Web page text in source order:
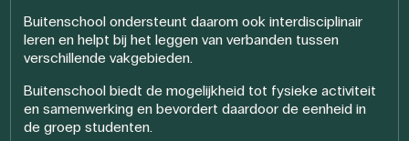
Buitenschool ondersteunt daarom ook interdisciplinair
leren en helpt bij het leggen van verbanden tussen
verschillende vakgebieden.
Buitenschool biedt de mogelijkheid tot fysieke activiteit
en samenwerking en bevordert daardoor de eenheid in
de groep studenten.